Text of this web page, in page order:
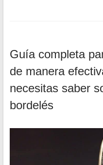
Guía completa
de manera
necesitas saber
bordelés